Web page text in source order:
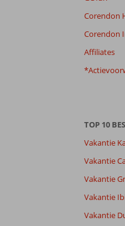
Eten
Kamers
Wifi
Corendon
Corendon
Affiliates
TOP 10
Vakantie
Vakantie
Vakantie
Vakantie
Vakantie